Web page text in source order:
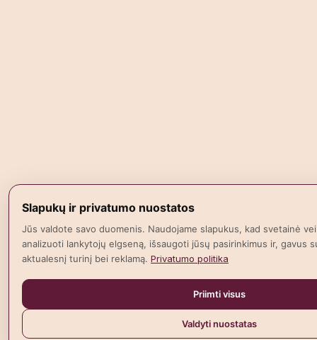
Slapukų ir privatumo nuostatos
Jūs valdote savo duomenis. Naudojame slapukus, kad svetainė
analizuoti lankytojų elgseną, išsaugoti jūsų pasirinkimus ir, gavus
aktualesnį turinį bei reklamą. Privatumo politika
Priimti visus
Valdyti nuostatas